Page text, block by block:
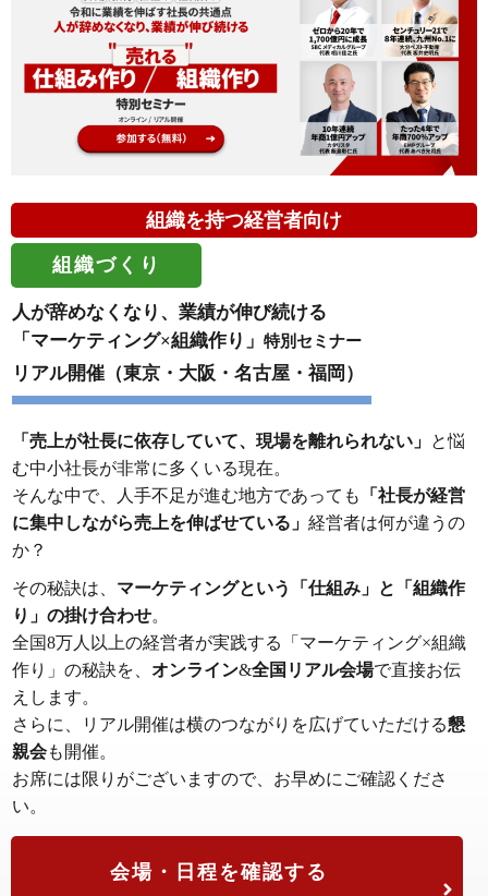
組織を持つ経営者向け
組織づくり
人が辞めなくなり、業績が伸び続ける
「マーケティング×組織作り」 特別セミナー
リアル開催（東京・大阪・名古屋・福岡）
「売上が社長に依存していて、現場を離れられない」 と悩
む中小社長が非常に多くいる現在。
そんな中で、人手不足が進む地方であっても
「社長が経営
に集中しながら売上を伸ばせている」 経営者は何が違うの
か？
その秘訣は、 マーケティングという「仕組み」と「組織作
り」の掛け合わせ。
全国8万人以上の経営者が実践する「マーケティング×組織
作り」の秘訣を、 オンライン&全国リアル会場で直接お伝
えします。
さらに、リアル開催は横のつながりを広げていただける懇
親会も開催。
お席には限りがございますので、お早めにご確認くださ
い。
会場・日程を確認する